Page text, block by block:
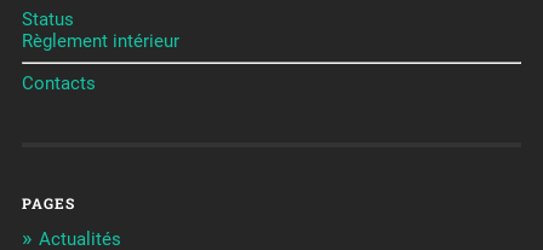
Status
Règlement intérieur
Contacts
PAGES
Actualités